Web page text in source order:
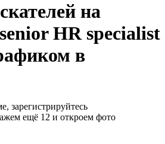
на
HR specialist
в
зарегистрируйтесь
ещё 12 и откроем фото